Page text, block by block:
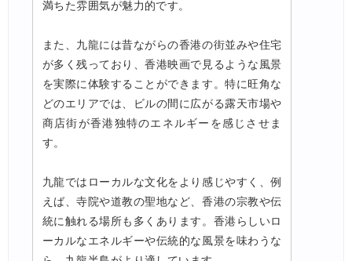
満ちた雰囲気が魅力的です。
また、九龍には昔ながらの香港の街並みや住宅
が多く残っており、香港映画で見るような風景
を実際に体験することができます。特に旺角な
どのエリアでは、ビルの間に広がる露天市場や
商店街が香港独特のエネルギーを感じさせま
す。
九龍ではローカルな文化をより感じやすく、例
えば、寺院や道教の聖地など、香港の宗教や伝
統に触れる場所も多くあります。香港らしいロ
ーカルなエネルギーや伝統的な風景を味わうな